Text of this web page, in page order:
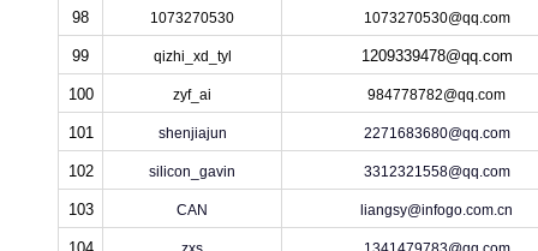
98 1073270530 1073270530@qq.com
99 qizhi_xd_tyl 1209339478@qq.com
100 zyf_ai 984778782@qq.com
101 shenjiajun 2271683680@qq.com
102 silicon_gavin 3312321558@qq.com
103 CAN liangsy@infogo.com.cn